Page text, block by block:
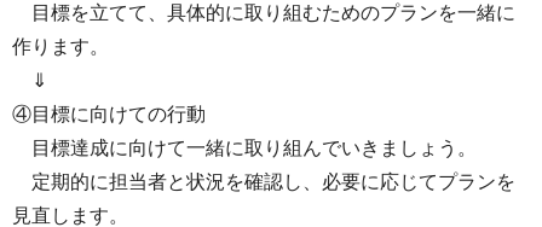
目標を立てて、具体的に取り組むためのプランを一緒に
作ります。
⇓
④目標に向けての行動
目標達成に向けて一緒に取り組んでいきましょう。
定期的に担当者と状況を確認し、必要に応じてプランを
見直します。